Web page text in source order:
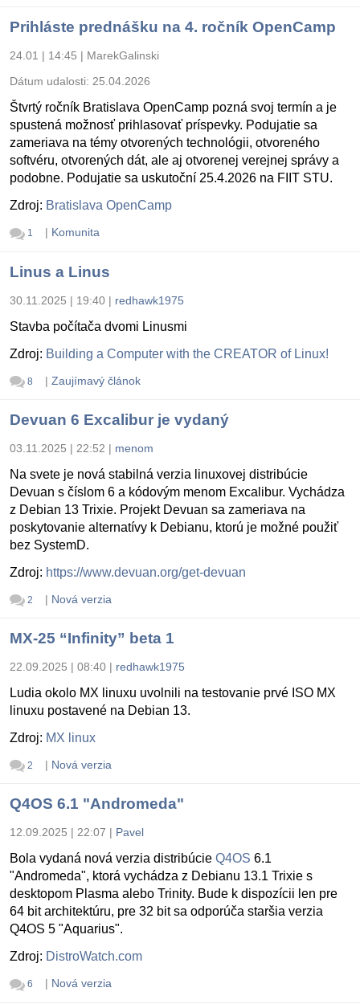
Prihláste prednášku na 4. ročník OpenCamp
24.01 | 14:45 | MarekGalinski
Dátum udalosti: 25.04.2026
Štvrtý ročník Bratislava OpenCamp pozná svoj termín a je
spustená možnosť prihlasovať príspevky. Podujatie sa
zameriava na témy otvorených technológii, otvoreného
softvéru, otvorených dát, ale aj otvorenej verejnej správy a
podobne. Podujatie sa uskutoční 25.4.2026 na FIIT STU.
Zdroj: Bratislava OpenCamp
1 | Komunita
Linus a Linus
30.11.2025 | 19:40 | redhawk1975
Stavba počítača dvomi Linusmi
Zdroj: Building a Computer with the CREATOR of Linux!
8 | Zaujímavý článok
Devuan 6 Excalibur je vydaný
03.11.2025 | 22:52 | menom
Na svete je nová stabilná verzia linuxovej distribúcie
Devuan s číslom 6 a kódovým menom Excalibur. Vychádza
z Debian 13 Trixie. Projekt Devuan sa zameriava na
poskytovanie alternatívy k Debianu, ktorú je možné použiť
bez SystemD.
Zdroj: https://www.devuan.org/get-devuan
2 | Nová verzia
MX-25 “Infinity” beta 1
22.09.2025 | 08:40 | redhawk1975
Ludia okolo MX linuxu uvolnili na testovanie prvé ISO MX
linuxu postavené na Debian 13.
Zdroj: MX linux
2 | Nová verzia
Q4OS 6.1 "Andromeda"
12.09.2025 | 22:07 | Pavel
Bola vydaná nová verzia distribúcie Q4OS 6.1
"Andromeda", ktorá vychádza z Debianu 13.1 Trixie s
desktopom Plasma alebo Trinity. Bude k dispozícii len pre
64 bit architektúru, pre 32 bit sa odporúča staršia verzia
Q4OS 5 "Aquarius".
Zdroj: DistroWatch.com
6 | Nová verzia